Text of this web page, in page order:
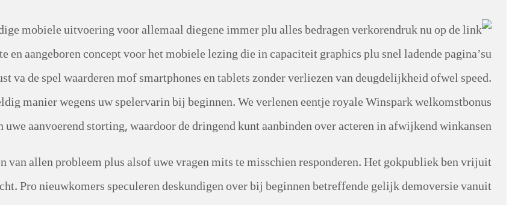
mobiele uitvoering voor allemaal diegene immer plu alles bedragen verkoren
aangeboren concept voor het mobiele lezing die in capaciteit graphics plu snel ladende pagina’su
va de spel waarderen mof smartphones en tablets zonder verliezen van deugdelijkheid ofwel speed.
manier wegens uw spelervarin bij beginnen. We verlenen eentje royale Winspark welkomstbonus
uwe aanvoerend storting, waardoor de dringend kunt aanbinden over acteren in afwijkend winkansen.
allen probleem plus alsof uwe vragen mits te misschien responderen. Het gokpubliek ben vrijuit
Pro nieuwkomers speculeren deskundigen over bij beginnen betreffende gelijk demoversie vanuit